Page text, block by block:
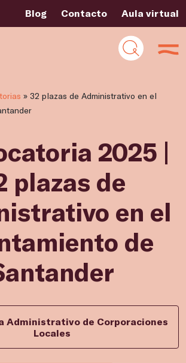
Blog Contacto Aula virtual
» 32 plazas de Administrativo en el
2025 |
plazas de
en el
de
Administrativo de Corporaciones
Locales